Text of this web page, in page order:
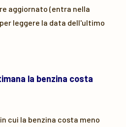
aggiornato (entra nella
leggere la data dell'ultimo
la benzina costa
cui la benzina costa meno